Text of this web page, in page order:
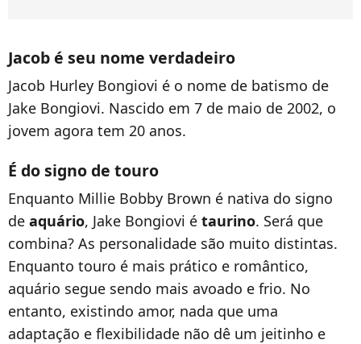
Jacob é seu nome verdadeiro
Jacob Hurley Bongiovi é o nome de batismo de
Jake Bongiovi. Nascido em 7 de maio de 2002, o
jovem agora tem 20 anos.
É do signo de touro
Enquanto Millie Bobby Brown é nativa do signo
de aquário, Jake Bongiovi é taurino. Será que
combina? As personalidade são muito distintas.
Enquanto touro é mais prático e romântico,
aquário segue sendo mais avoado e frio. No
entanto, existindo amor, nada que uma
adaptação e flexibilidade não dê um jeitinho e